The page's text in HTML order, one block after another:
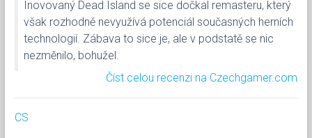
Inovovaný Dead Island se sice dočkal remasteru, který
však rozhodně nevyužívá potenciál současných herních
technologií. Zábava to sice je, ale v podstatě se nic
nezměnilo, bohužel.
Číst celou recenzi na Czechgamer.com
CS